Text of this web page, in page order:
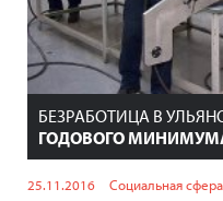
БЕЗРАБОТИЦА В
ГОДОВОГО
25.11.2016 Социальная сфера